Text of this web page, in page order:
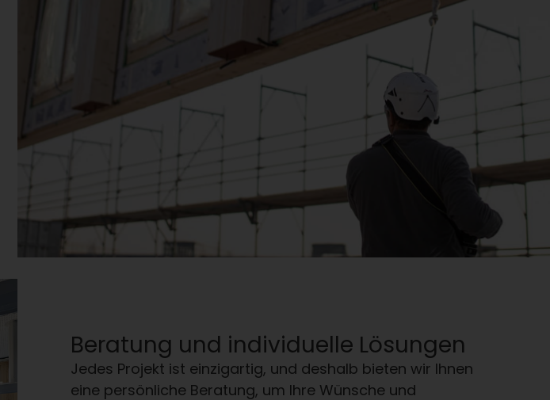
Beratung und individuelle Lösungen
Jedes Projekt ist einzigartig, und deshalb bieten wir Ihnen
eine persönliche Beratung, um Ihre Wünsche und